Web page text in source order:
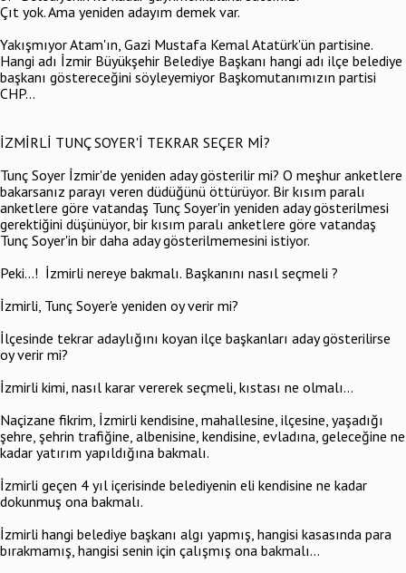
Çıt yok. Ama yeniden adayım demek var.
Yakışmıyor Atam'ın, Gazi Mustafa Kemal Atatürk'ün partisine.
Hangi adı İzmir Büyükşehir Belediye Başkanı hangi adı ilçe belediye
başkanı göstereceğini söyleyemiyor Başkomutanımızın partisi
CHP...
İZMİRLİ TUNÇ SOYER'İ TEKRAR SEÇER Mİ?
Tunç Soyer İzmir'de yeniden aday gösterilir mi? O meşhur anketlere
bakarsanız parayı veren düdüğünü öttürüyor. Bir kısım paralı
anketlere göre vatandaş Tunç Soyer'in yeniden aday gösterilmesi
gerektiğini düşünüyor, bir kısım paralı anketlere göre vatandaş
Tunç Soyer'in bir daha aday gösterilmemesini istiyor.
Peki...! İzmirli nereye bakmalı. Başkanını nasıl seçmeli ?
İzmirli, Tunç Soyer'e yeniden oy verir mi?
İlçesinde tekrar adaylığını koyan ilçe başkanları aday gösterilirse
oy verir mi?
İzmirli kimi, nasıl karar vererek seçmeli, kıstası ne olmalı...
Naçizane fikrim, İzmirli kendisine, mahallesine, ilçesine, yaşadığı
şehre, şehrin trafiğine, albenisine, kendisine, evladına, geleceğine ne
kadar yatırım yapıldığına bakmalı.
İzmirli geçen 4 yıl içerisinde belediyenin eli kendisine ne kadar
dokunmuş ona bakmalı.
İzmirli hangi belediye başkanı algı yapmış, hangisi kasasında para
bırakmamış, hangisi senin için çalışmış ona bakmalı...